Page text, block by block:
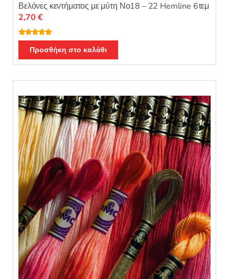
Βελόνες κεντήματος με μύτη Νο18 – 22 Hemline 6τεμ
Βαθμολογή
θηκε με5.00
από 5
2,70 €
Προσθήκη στο καλάθι